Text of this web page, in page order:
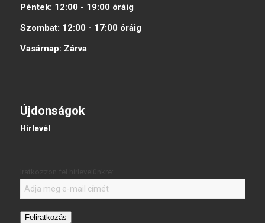
Péntek: 12:00 - 19:00 óráig
Szombat: 12:00 - 17:00 óráig
Vasárnap: Zárva
Újdonságok
Hírlevél
Feliratkozás